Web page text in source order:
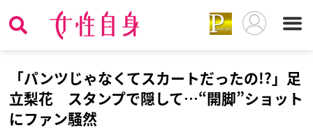
「パンツじゃなくてスカートだったの!?」足
立梨花 スタンプで隠して…“開脚”ショット
にファン騒然